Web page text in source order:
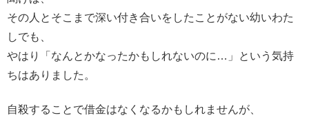
その人とそこまで深い付き合いをしたことがない幼いわた
しでも、
やはり「なんとかなったかもしれないのに…」という気持
ちはありました。
自殺することで借金はなくなるかもしれませんが、